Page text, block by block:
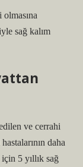
sağ kalım
ve cerrahi
daha
5 yıllık sağ